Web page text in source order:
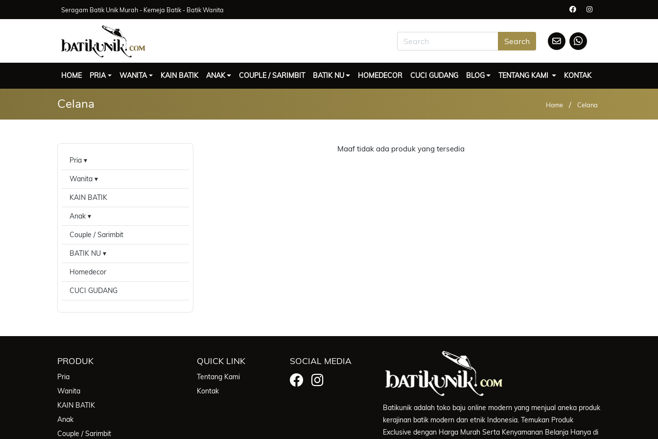
Seragam Batik Unik Murah - Kemeja Batik - Batik Wanita
Search
HOME PRIA WANITA KAIN BATIK ANAK COUPLE / SARIMBIT BATIK NU HOMEDECOR CUCI GUDANG BLOG TENTANG KAMI KONTAK
Celana Home / Celana
Pria
Wanita
KAIN BATIK
Anak
Couple / Sarimbit
BATIK NU
Homedecor
CUCI GUDANG
Maaf tidak ada produk yang tersedia
PRODUK
Pria
Wanita
KAIN BATIK
Anak
Couple / Sarimbit
QUICK LINK
Tentang Kami
Kontak
SOCIAL MEDIA
Batikunik adalah toko baju online modern yang menjual aneka produk
kerajinan batik modern dan etnik Indonesia. Temukan Produk
Exclusive dengan Harga Murah Serta Kenyamanan Belanja Hanya di